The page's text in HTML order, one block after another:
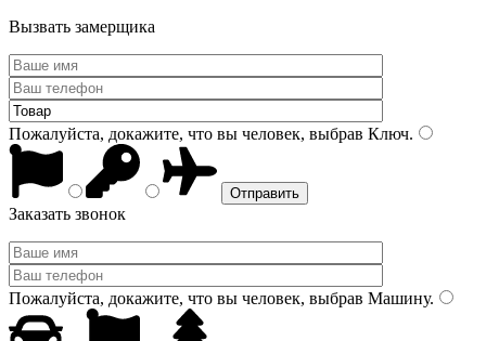
Вызвать замерщика
Пожалуйста, докажите, что вы человек, выбрав Ключ.
Заказать звонок
Пожалуйста, докажите, что вы человек, выбрав Машину.